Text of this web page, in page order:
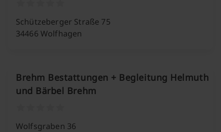
Schützeberger Straße 75
34466 Wolfhagen
Brehm Bestattungen + Begleitung Helmuth
und Bärbel Brehm
Wolfsgraben 36